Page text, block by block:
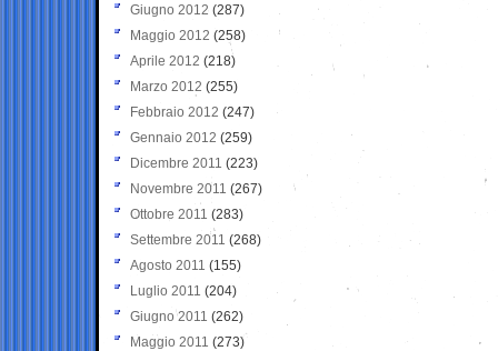
Giugno 2012 (287)
Maggio 2012 (258)
Aprile 2012 (218)
Marzo 2012 (255)
Febbraio 2012 (247)
Gennaio 2012 (259)
Dicembre 2011 (223)
Novembre 2011 (267)
Ottobre 2011 (283)
Settembre 2011 (268)
Agosto 2011 (155)
Luglio 2011 (204)
Giugno 2011 (262)
Maggio 2011 (273)